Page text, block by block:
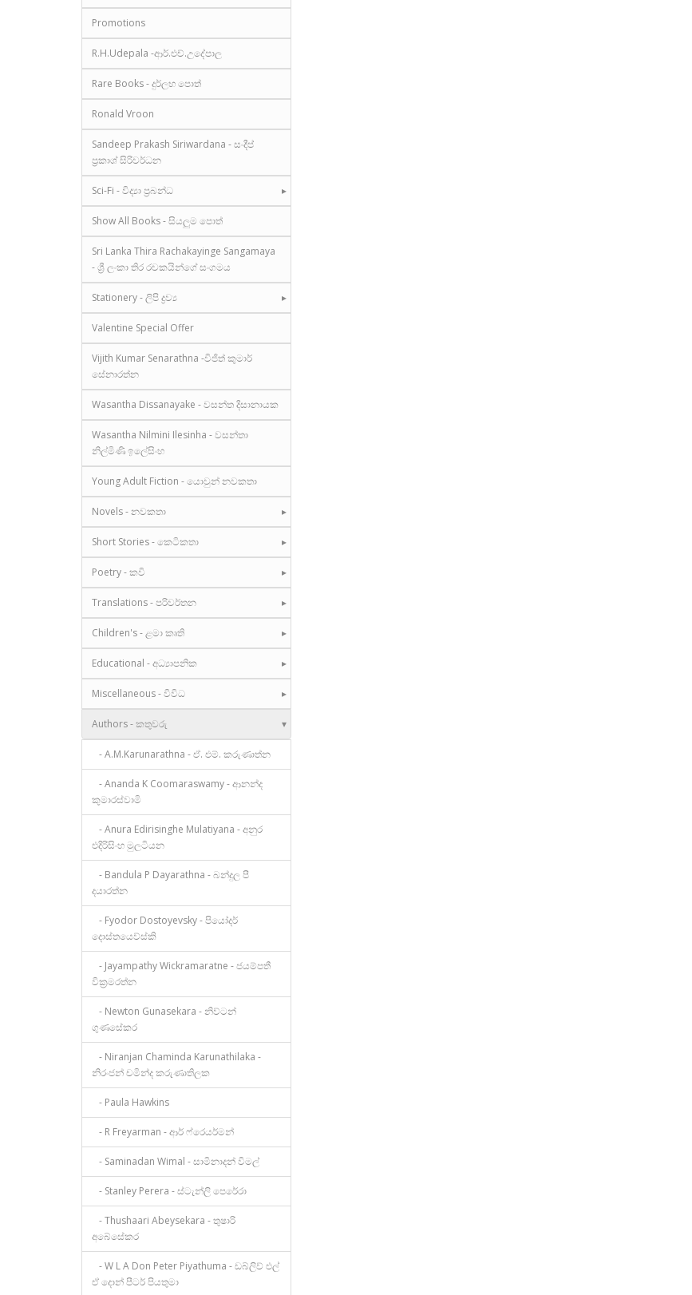
Promotions
R.H.Udepala -ආර්.එච්.උදේපාල
Rare Books - දුර්ලභ පොත්
Ronald Vroon
Sandeep Prakash Siriwardana - සංදීප්
ප්‍රකාශ් සිරිවර්ධන
Sci-Fi - විද්‍යා ප්‍රබන්ධ
Show All Books - සියලුම පොත්
Sri Lanka Thira Rachakayinge Sangamaya
- ශ්‍රී ලංකා තිර රචකයින්ගේ සංගමය
Stationery - ලිපි ද්‍රව්‍ය
Valentine Special Offer
Vijith Kumar Senarathna -විජිත් කුමාර්
සේනාරත්න
Wasantha Dissanayake - වසන්ත දිසානායක
Wasantha Nilmini Ilesinha - වසන්තා
නිල්මිණි ඉලේසිංහ
Young Adult Fiction - යොවුන් නවකතා
Novels - නවකතා
Short Stories - කෙටිකතා
Poetry - කවි
Translations - පරිවර්තන
Children's - ළමා කෘති
Educational - අධ්‍යාපනික
Miscellaneous - විවිධ
Authors - කතුවරු
- A.M.Karunarathna - ඒ. එම්. කරුණාත්න
- Ananda K Coomaraswamy - ආනන්ද
කුමාරස්වාමි
- Anura Edirisinghe Mulatiyana - අනුර
එදිරිසිංහ මුලටියන
- Bandula P Dayarathna - බන්දුල පී
දයාරත්න
- Fyodor Dostoyevsky - පියෝදර්
දොස්තයෙව්ස්කි
- Jayampathy Wickramaratne - ජයම්පතී
වික්‍රමරත්න
- Newton Gunasekara - නිව්ටන්
ගුණසේකර
- Niranjan Chaminda Karunathilaka -
නිරංජන් චමින්ද කරුණාතිලක
- Paula Hawkins
- R Freyarman - ආර් ෆ්රෙයර්මන්
- Saminadan Wimal - සාමිනාදන් විමල්
- Stanley Perera - ස්ටැන්ලි පෙරේරා
- Thushaari Abeysekara - තුෂාරි
අබේසේකර
- W L A Don Peter Piyathuma - ඩබ්ලිව් එල්
ඒ දොන් පීටර් පියතුමා